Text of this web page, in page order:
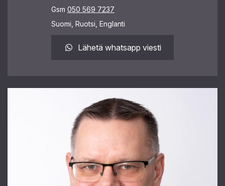
Gsm 050 569 7237
Suomi, Ruotsi, Englanti
Lähetä whatsapp viesti